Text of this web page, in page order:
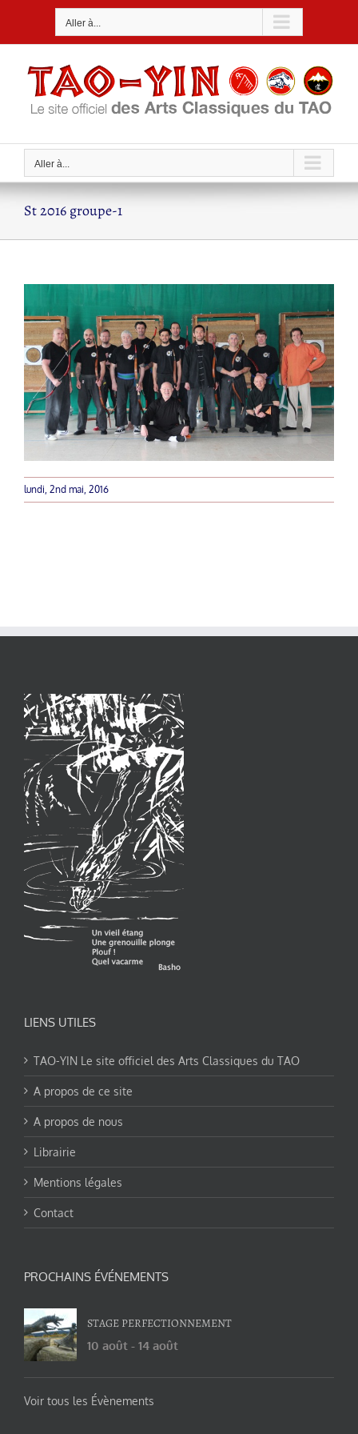
Aller à...
Aller à...
St 2016 groupe-1
lundi, 2nd mai, 2016
LIENS UTILES
TAO-YIN Le site officiel des Arts Classiques du TAO
A propos de ce site
A propos de nous
Librairie
Mentions légales
Contact
PROCHAINS ÉVÉNEMENTS
STAGE PERFECTIONNEMENT
10 août - 14 août
Voir tous les Évènements